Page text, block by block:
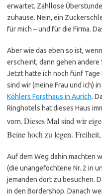
erwartet. Zahllose
zuhause. Nein, ein
für mich – und für die Firma.
Aber wie das eben so ist,
erscheint, dann gehen andere
Jetzt hatte ich noch fünf
sind wir (meine Frau und ich)
Köhlers Forsthaus in Aurich.
Ringhotels hat dieses Haus
vorn. Dieses Mal sind wir
Beine hoch zu legen.
Auf dem Weg dahin machten
(die unangefochtene Nr. 2 in
jemanden dort zu besuchen.
in den Bordershop. Danach